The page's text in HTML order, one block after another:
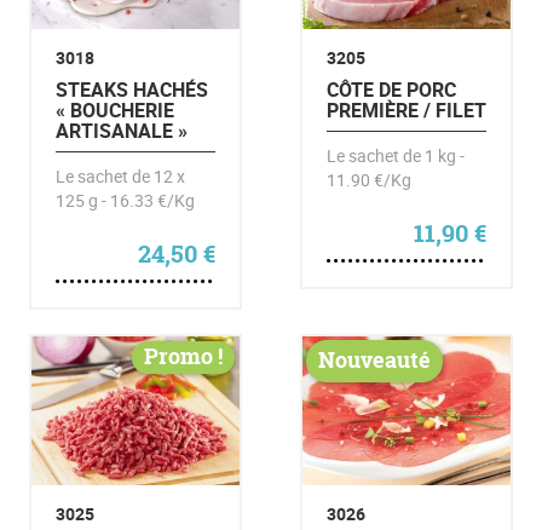
3018
STEAKS HACHÉS
« BOUCHERIE
ARTISANALE »
Le sachet de 12 x
125 g - 16.33 €/Kg
24,50€
3205
CÔTE DE PORC
PREMIÈRE / FILET
Le sachet de 1 kg -
11.90 €/Kg
11,90€
Promo !
3025
Nouveauté
3026